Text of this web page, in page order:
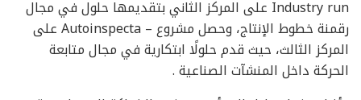
Industry run على المركز الثاني بتقديمها حلول في مجال
رقمنة خطوط الإنتاج، وحصل مشروع – Autoinspecta على
المركز الثالث، حيث قدم حلولًا ابتكارية في مجال متابعة
الحركة داخل المنشآت الصناعية .